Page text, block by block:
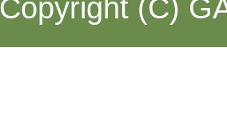
Copyright (C)